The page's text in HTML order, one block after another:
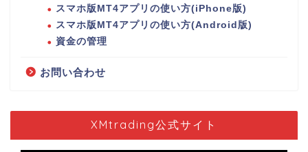
スマホ版MT4アプリの使い方(iPhone版)
スマホ版MT4アプリの使い方(Android版)
資金の管理
お問い合わせ
XMtrading公式サイト